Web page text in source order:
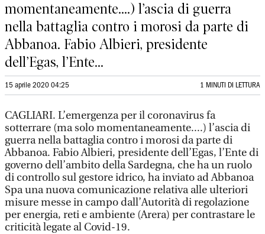
momentaneamente....) l’ascia di guerra
nella battaglia contro i morosi da parte di
Abbanoa. Fabio Albieri, presidente
dell’Egas, l’Ente...
15 aprile 2020 04:25 1 MINUTI DI LETTURA
CAGLIARI. L’emergenza per il coronavirus fa
sotterrare (ma solo momentaneamente....) l’ascia di
guerra nella battaglia contro i morosi da parte di
Abbanoa. Fabio Albieri, presidente dell’Egas, l’Ente di
governo dell’ambito della Sardegna, che ha un ruolo
di controllo sul gestore idrico, ha inviato ad Abbanoa
Spa una nuova comunicazione relativa alle ulteriori
misure messe in campo dall’Autorità di regolazione
per energia, reti e ambiente (Arera) per contrastare le
criticità legate al Covid-19.